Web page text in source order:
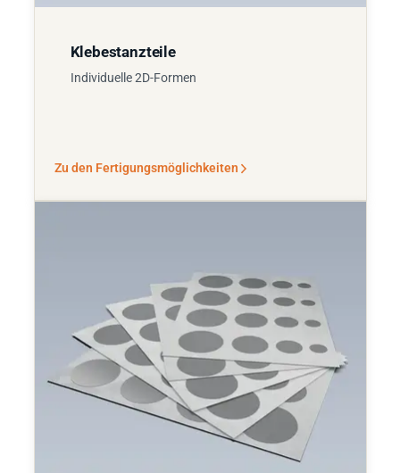
Klebestanzteile
Individuelle 2D-Formen
Zu den Fertigungsmöglichkeiten